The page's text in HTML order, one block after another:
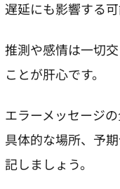
遅延にも影響する可
推測や感情は一切
ことが肝心です。
エラーメッセージ
具体的な場所、予
記しましょう。